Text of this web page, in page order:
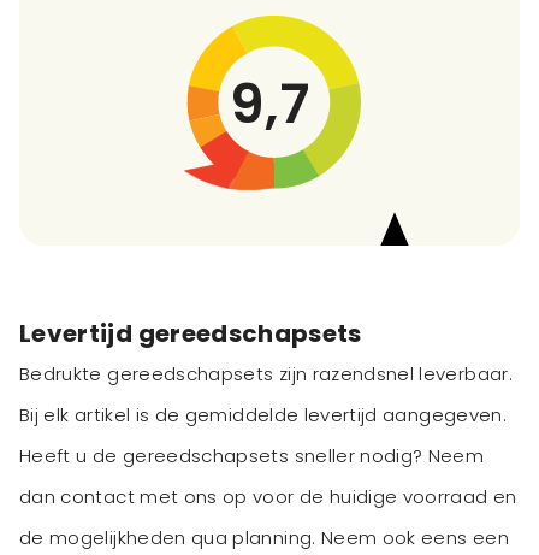
9,7
Levertijd gereedschapsets
Bedrukte gereedschapsets zijn razendsnel leverbaar.
Bij elk artikel is de gemiddelde levertijd aangegeven.
Heeft u de gereedschapsets sneller nodig? Neem
dan contact met ons op voor de huidige voorraad en
de mogelijkheden qua planning. Neem ook eens een